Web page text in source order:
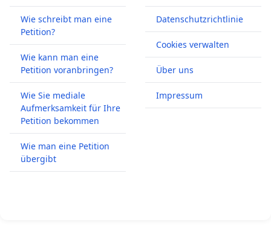
Wie schreibt man eine
Petition?
Wie kann man eine
Petition voranbringen?
Wie Sie mediale
Aufmerksamkeit für Ihre
Petition bekommen
Wie man eine Petition
übergibt
Datenschutzrichtlinie
Cookies verwalten
Über uns
Impressum